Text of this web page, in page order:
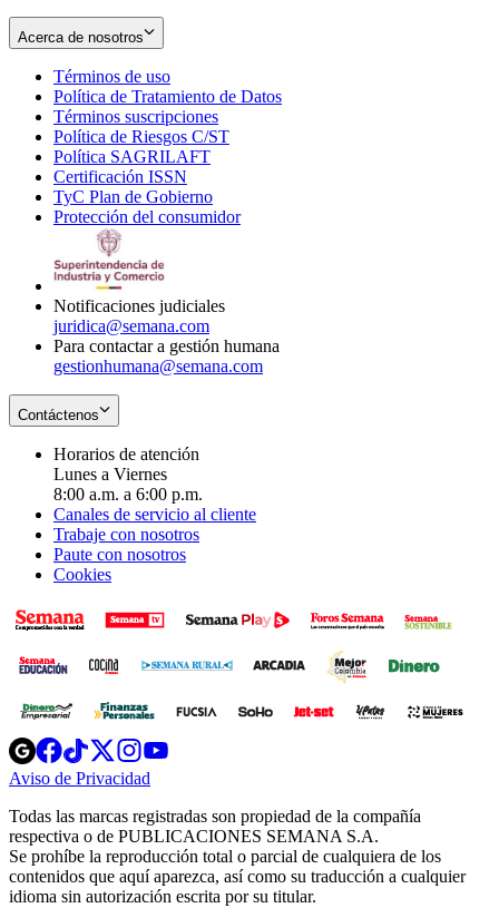
Acerca de nosotros
Términos de uso
in
new
window
Política de Tratamiento de Datos
Términos suscripciones
in
Política de Riesgos C/ST
Política SAGRILAFT
new
window
Certificación ISSN
in
new
TyC Plan de Gobierno
in
Protección del consumidorOpens
Notificaciones judiciales
juridica@semana.com
Para contactar a gestión humana
gestionhumana@semana.com
Contáctenos
Horarios de atención
Lunes a Viernes
8:00 a.m. a 6:00 p.m.
Canales de servicio al cliente
Trabaje con nosotros
Paute con nosotros
Cookies
Opens
in
new
Opens
in
new
Opens
in
new
window
Opens
new
windowwindow
Aviso de Privacidad
new
window
Todas las marcas registradas son propiedad de la compañía
respectiva o de PUBLICACIONES SEMANA S.A.
Se prohíbe la reproducción total o parcial de cualquiera de los
contenidos que aquí aparezca, así como su traducción a cualquier
idioma sin autorización escrita por su titular.